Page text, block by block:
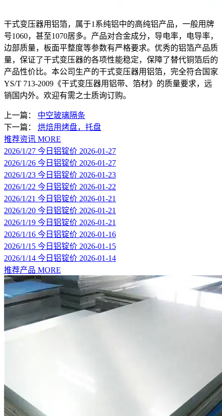
干式变压器用铝箔，属于1系纯铝中的高纯铝产品，一般用牌
号1060，甚至1070居多。产品对合金成分，导电率，电导率，
边部质量，板面平整度等参数有严格要求。优秀的铝箔产品质
量，保证了干式变压器的各项性能稳定，保障了替代铜箔后的
产品性价比。本公司生产的干式变压器用铝箔，完全符合国家
YS/T 713-2009《干式变压器用铝带、箔材》的质量要求，远
销国内外。欢迎有需之士质询订购。
上一篇： 中空玻璃隔条
下一篇： 烘焙用烤盘，托盘
推荐资讯 MORE
2026/1/27 今日铝锭价 2026-01-27
2026/1/26 今日铝锭价 2026-01-27
2026/1/23 今日铝锭价 2026-01-23
2026/1/22 今日铝锭价 2026-01-22
2026/1/21 今日铝锭价 2026-01-21
2026/1/20 今日铝锭价 2026-01-21
2026/1/19 今日铝锭价 2026-01-21
2026/1/16 今日铝锭价 2026-01-16
2026/1/15 今日铝锭价 2026-01-15
2026/1/14 今日铝锭价 2026-01-14
推荐产品 MORE